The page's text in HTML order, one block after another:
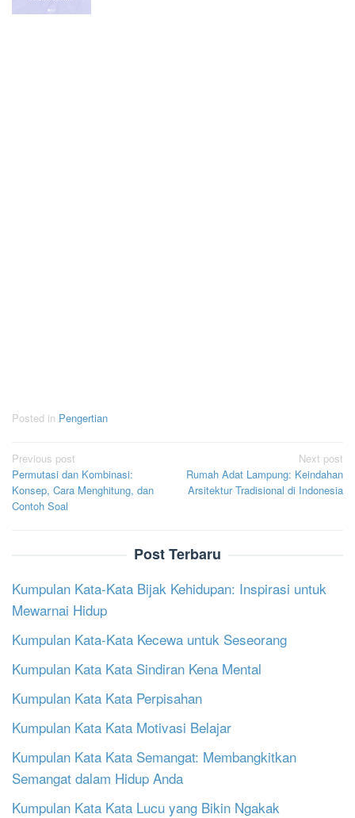
Posted in Pengertian
Post
navigation
Previous post
Permutasi dan Kombinasi:
Konsep, Cara Menghitung, dan
Contoh Soal
Next post
Rumah Adat Lampung: Keindahan
Arsitektur Tradisional di Indonesia
Post Terbaru
Kumpulan Kata-Kata Bijak Kehidupan: Inspirasi untuk
Mewarnai Hidup
Kumpulan Kata-Kata Kecewa untuk Seseorang
Kumpulan Kata Kata Sindiran Kena Mental
Kumpulan Kata Kata Perpisahan
Kumpulan Kata Kata Motivasi Belajar
Kumpulan Kata Kata Semangat: Membangkitkan
Semangat dalam Hidup Anda
Kumpulan Kata Kata Lucu yang Bikin Ngakak